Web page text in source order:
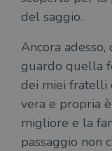
del saggio.
Ancora adesso,
guardo quella
dei miei fratelli
vera e propria
migliore e la
passaggio non